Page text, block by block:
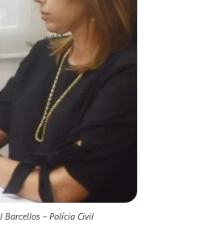
Barcellos – Polícia Civil